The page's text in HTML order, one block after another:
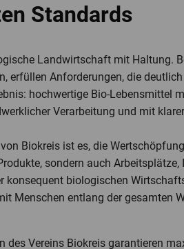
Standards
Landwirtschaft mit Haltung.
erfüllen Anforderungen, die
hochwertige Bio-Lebensmittel
Verarbeitung und mit
Biokreis ist es, die
sondern auch
konsequent biologischen
Menschen entlang der gesamten
des Vereins Biokreis garantieren